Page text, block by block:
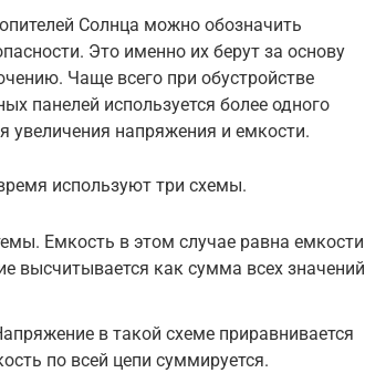
Солнца можно обозначить
Это именно их берут за основу
Чаще всего при обустройстве
панелей используется более одного
увеличения напряжения и емкости.
используют три схемы.
Емкость в этом случае равна емкости
высчитывается как сумма всех значений
в такой схеме приравнивается
по всей цепи суммируется.